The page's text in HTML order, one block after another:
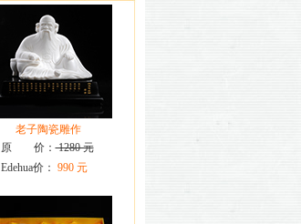
老子陶瓷雕作
原 价：1280 元
Edehua价： 990 元